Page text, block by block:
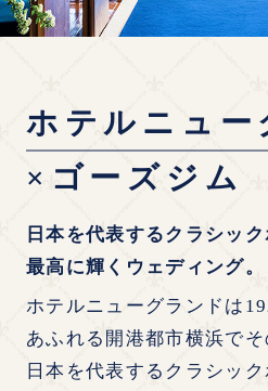
ホテルニュー
×ゴーズジム
日本を代表するクラシッ
最高に輝くウェディング。
ホテルニューグランドは
あふれる開港都市横浜で
日本を代表するクラシッ